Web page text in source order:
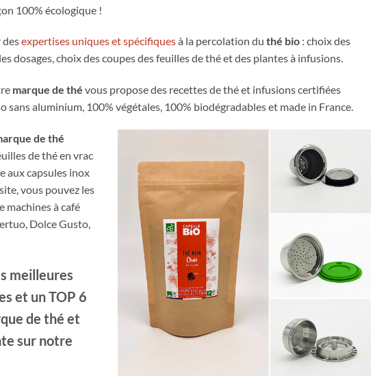
100% écologique !
desexpertises uniques et spécifiquesà la percolation du thé bio : choix des
dosages, choix des coupes des feuilles de thé et des plantes à infusions.
marque de thé vous propose des recettes de thé et infusions certifiées
sans aluminium, 100% végétales, 100% biodégradables et made in France.
de thé
de thé en vrac
aux capsules inox
vous pouvez les
machines à café
Dolce Gusto,
meilleures
et un TOP 6
de thé et
sur notre